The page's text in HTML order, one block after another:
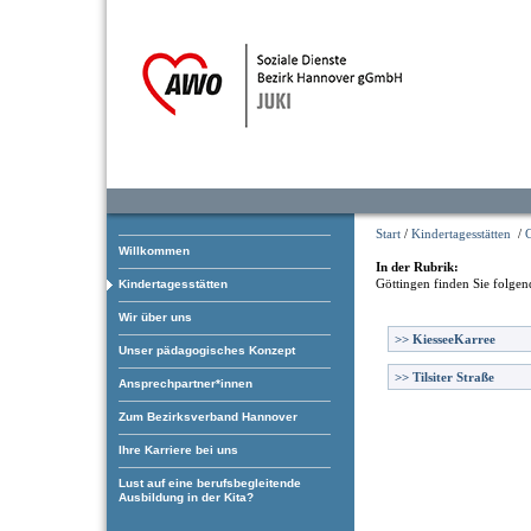
Willkommen
Kindertagesstätten
Wir über uns
Unser pädagogisches Konzept
Ansprechpartner*innen
Zum Bezirksverband Hannover
Ihre Karriere bei uns
Lust auf eine berufsbegleitende
Ausbildung in der Kita?
Start / Kindertagesstätten /
In der Rubrik:
Göttingen finden Sie
>> KiesseeKarree
>> Tilsiter Straße